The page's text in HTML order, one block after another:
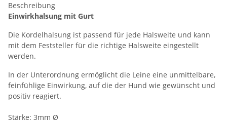
Beschreibung
Einwirkhalsung mit Gurt
Die Kordelhalsung ist passend für jede Halsweite und kann
mit dem Feststeller für die richtige Halsweite eingestellt
werden.
In der Unterordnung ermöglicht die Leine eine unmittelbare,
feinfühlige Einwirkung, auf die der Hund wie gewünscht und
positiv reagiert.
Stärke: 3mm Ø